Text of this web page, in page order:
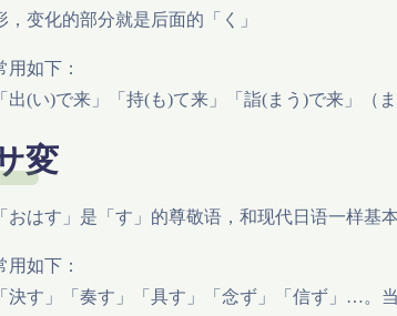
，变化的部分就是后面的「く」
用如下：
「出(い)で来」「持(も)て来」「詣(まう)で来」（
変
「おはす」是「す」的尊敬语，和现代日语一样
用如下：
「決す」「奏す」「具す」「念ず」「信ず」…。